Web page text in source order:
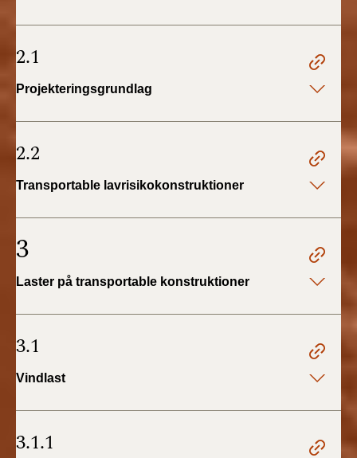
2.1
Projekteringsgrundlag
2.2
Transportable lavrisikokonstruktioner
3
Laster på transportable konstruktioner
3.1
Vindlast
3.1.1